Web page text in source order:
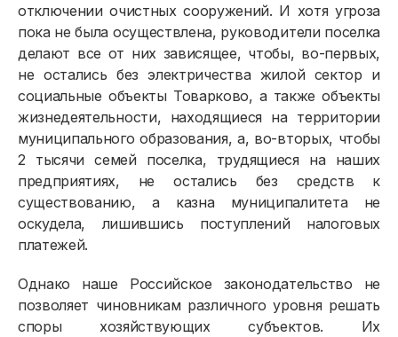
отключении очистных сооружений. И хотя угроза
пока не была осуществлена, руководители поселка
делают все от них зависящее, чтобы, во-первых,
не остались без электричества жилой сектор и
социальные объекты Товарково, а также объекты
жизнедеятельности, находящиеся на территории
муниципального образования, а, во-вторых, чтобы
2 тысячи семей поселка, трудящиеся на наших
предприятиях, не остались без средств к
существованию, а казна муниципалитета не
оскудела, лишившись поступлений налоговых
платежей.
Однако наше Российское законодательство не
позволяет чиновникам различного уровня решать
споры хозяйствующих субъектов. Их
Физическим лицам
Договор энергоснабжения
Расчёты и оплата
Приборы учёта и показания
Должникам
Онлайн-сервисы
Полезное